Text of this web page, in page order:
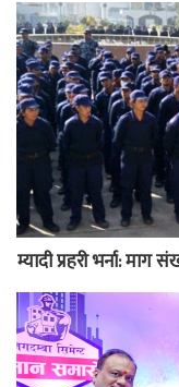
म्यादी प्रहरी भर्ना: